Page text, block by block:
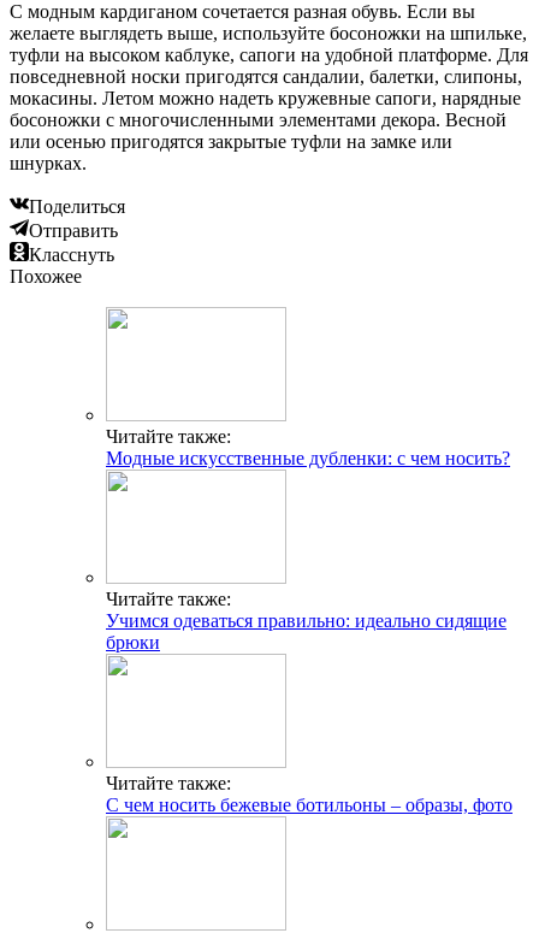
С модным кардиганом сочетается разная обувь. Если вы
желаете выглядеть выше, используйте босоножки на шпильке,
туфли на высоком каблуке, сапоги на удобной платформе. Для
повседневной носки пригодятся сандалии, балетки, слипоны,
мокасины. Летом можно надеть кружевные сапоги, нарядные
босоножки с многочисленными элементами декора. Весной
или осенью пригодятся закрытые туфли на замке или
шнурках.
Поделиться
Отправить
Класснуть
Похожее
Читайте также:
Модные искусственные дубленки: с чем носить?
Читайте также:
Учимся одеваться правильно: идеально сидящие
брюки
Читайте также:
С чем носить бежевые ботильоны – образы, фото